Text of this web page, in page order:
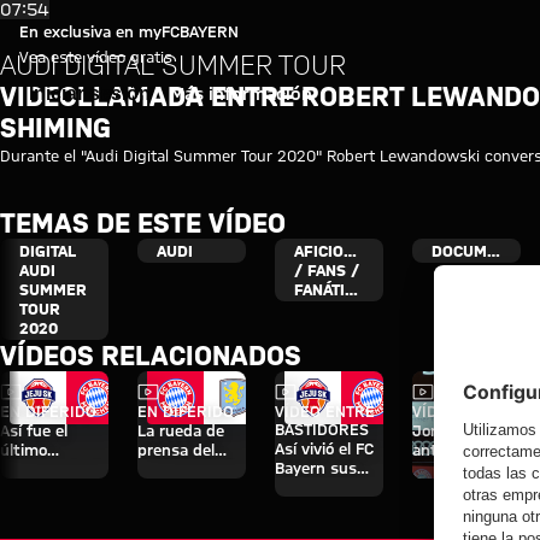
Vídeo: Robert Lewandowski y
Reproducir vídeo
En exclusiva en myFCBAYERN
Vea este vídeo gratis
Iniciar sesión Más información
07:54
AUDI DIGITAL SUMMER TOUR
VIDEOLLAMADA ENTRE ROBERT
SHIMING
Durante el "Audi Digital Summer Tour 2020" Robert Lewandowski
TEMAS DE ESTE VÍDEO
DIGITAL
AUDI
SUMMER
TOUR
2020
AUDI
AFICIONADOS
/ FANS /
FANÁTICOS
DOCUMENTACIÓN
VÍDEOS RELACIONADOS
Vídeo
EN DIFERIDO
Así fue el
último
Vídeo
EN DIFERIDO
La rueda de
prensa del
Vídeo
VÍDEO ENTRE
BASTIDORES
Así vivió el FC
Bayern sus
Vídeo
VÍDEO
Jonas Urbig,
ante los
medios en
Hong Kong